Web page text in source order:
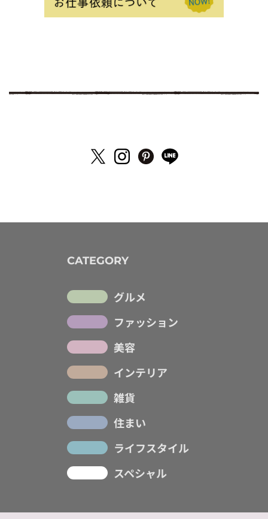
CATEGORY
グルメ
ファッション
美容
インテリア
雑貨
住まい
ライフスタイル
スペシャル